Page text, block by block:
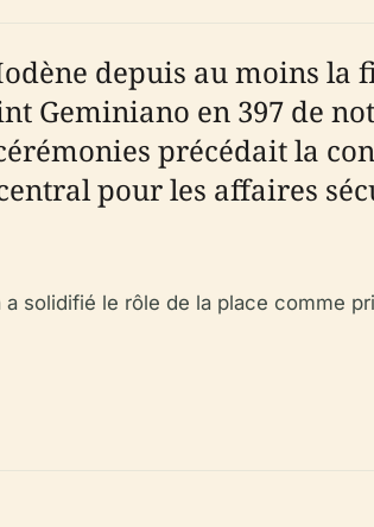
depuis au moins la
Geminiano en 397 de
précédait la
pour les affaires
solidifié le rôle de la place comme